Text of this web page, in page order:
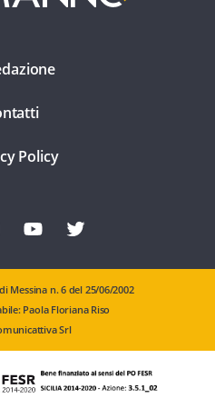
Policy
Messina n. 6 del 25/06/2002
Paola Floriana Riso
Srl